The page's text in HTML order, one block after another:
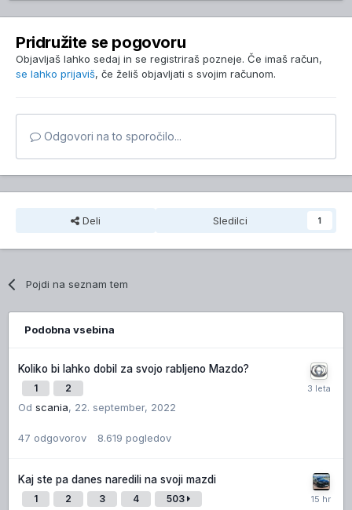
Pridružite se pogovoru
Objavljaš lahko sedaj in se registriraš pozneje. Če imaš račun,
se lahko prijaviš, če želiš objavljati s svojim računom.
Odgovori na to sporočilo...
Deli Sledilci 1
Pojdi na seznam tem
Podobna vsebina
Koliko bi lahko dobil za svojo rabljeno Mazdo?
1 2
Od scania, 22. september, 2022
47 odgovorov 8.619 pogledov
Kaj ste pa danes naredili na svoji mazdi
1 2 3 4 503